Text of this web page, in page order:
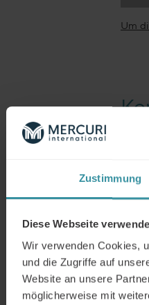
Zustimmung
Diese Webseite
Wir verwenden Cookies,
und die Zugriffe auf
Website an unsere
möglicherweise mit
Um